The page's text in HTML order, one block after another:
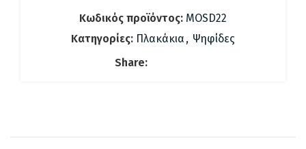
Κωδικός προϊόντος: MOSD22
Κατηγορίες: Πλακάκια , Ψηφίδες
Share: